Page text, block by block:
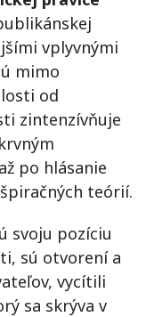
vplyvnými
mimo
od
zintenzívňuje
po hlásanie
teórií.
svoju pozíciu
sú otvorení a
vycítili
sa skrýva v